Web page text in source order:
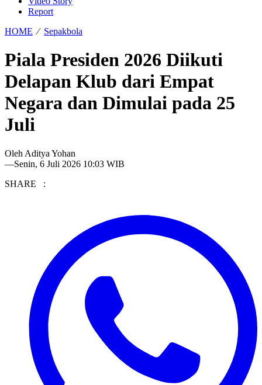
Report
HOME ⁄ Sepakbola
Piala Presiden 2026 Diikuti
Delapan Klub dari Empat
Negara dan Dimulai pada 25
Juli
Oleh Aditya Yohan
—Senin, 6 Juli 2026 10:03 WIB
SHARE :